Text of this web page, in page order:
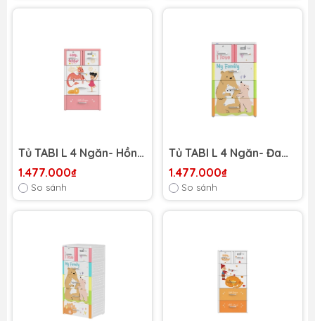
Tủ TABI L 4 Ngăn- Hồng
rồng mùa Xuân
1.477.000₫
So sánh
Tủ TABI L 4 Ngăn- Đa
sắc gấu
1.477.000₫
So sánh